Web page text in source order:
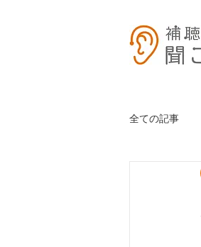
全ての記事